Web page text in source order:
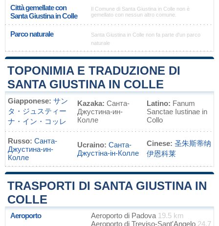
Città gemellate con
Santa Giustina in Colle
Il Comune di Santa Giustina in Colle non è
gemellato con nessun altro comune.
Parco naturale
Santa Giustina in Colle non fa parte d'un parco
naturale
TOPONIMIA E TRADUZIONE DI
SANTA GIUSTINA IN COLLE
Giapponese: サン
タ・ジュスティー
ナ・イン・コッレ
Kazaka: Санта-
Джустина-ин-
Колле
Latino: Fanum
Sanctae Iustinae in
Collo
Russo: Санта-
Джустина-ин-
Колле
Ucraino: Санта-
Джустіна-ін-Колле
Cinese: 圣朱斯蒂纳
伊恩科莱
TRASPORTI DI SANTA GIUSTINA IN
COLLE
Aeroporto Aeroporto di Padova 19.5 km
Aeroporto di Treviso-Sant'Angelo 24.7